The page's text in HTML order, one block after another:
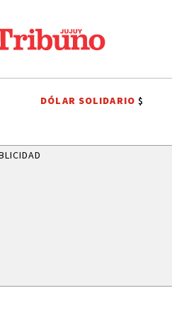
A SAN CAYETANO FIESTAS
DÓLAR SOLIDARIO$